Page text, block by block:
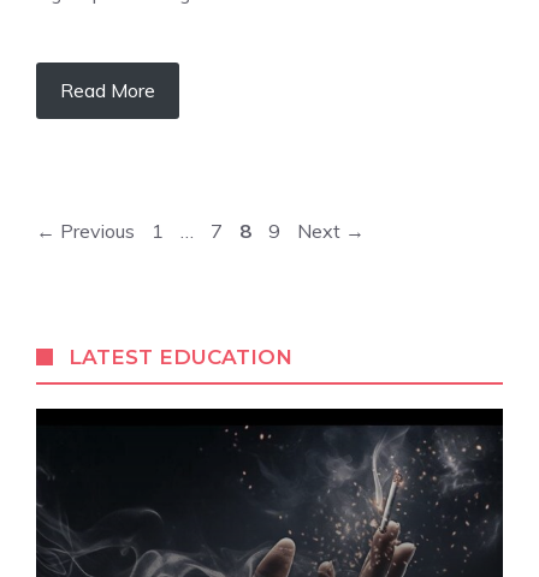
Read More
← Previous Page
1 … Page
7 Page
8 Page
9 Next →
LATEST EDUCATION